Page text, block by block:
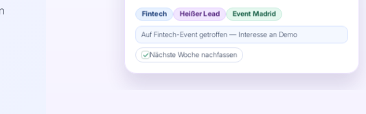
Fintech Heißer Lead Event Madrid
Auf Fintech-Event getroffen — Interesse an Demo
Nächste Woche nachfassen